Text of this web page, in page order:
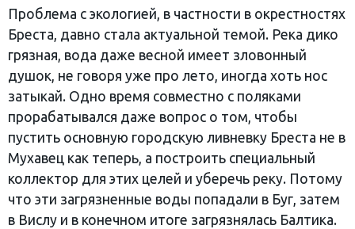
Проблема с экологией, в частности в окрестностях
Бреста, давно стала актуальной темой. Река дико
грязная, вода даже весной имеет зловонный
душок, не говоря уже про лето, иногда хоть нос
затыкай. Одно время совместно с поляками
прорабатывался даже вопрос о том, чтобы
пустить основную городскую ливневку Бреста не в
Мухавец как теперь, а построить специальный
коллектор для этих целей и уберечь реку. Потому
что эти загрязненные воды попадали в Буг, затем
в Вислу и в конечном итоге загрязнялась Балтика.